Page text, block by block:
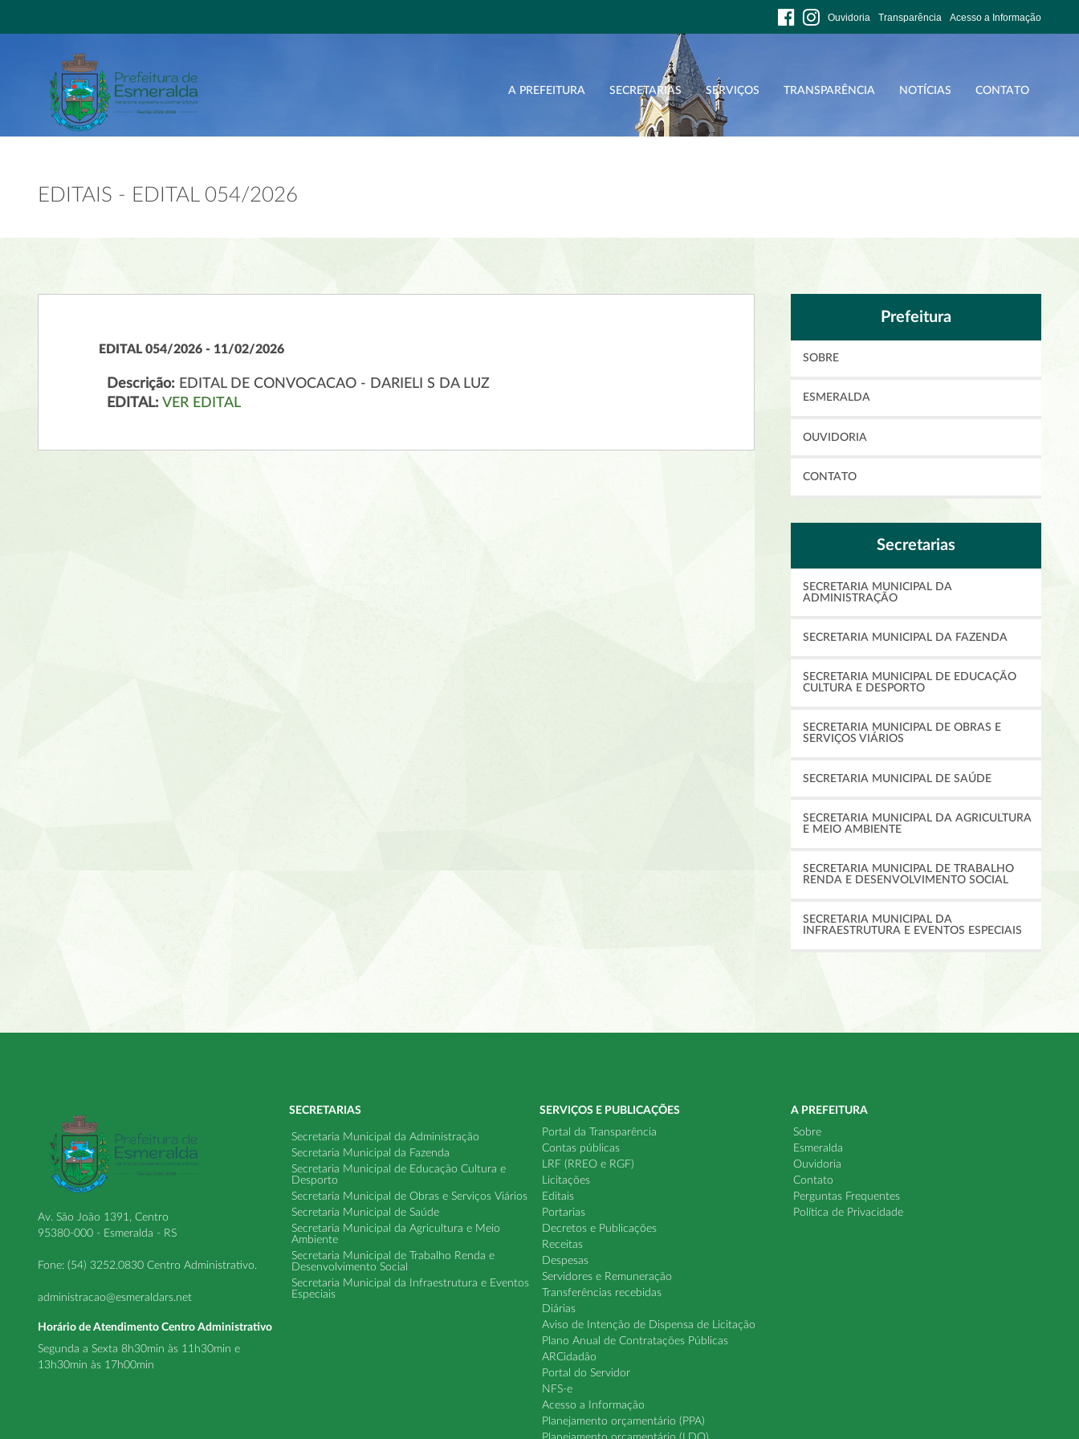
Ouvidoria Transparência Acesso a Informação
A PREFEITURA SECRETARIAS SERVIÇOS TRANSPARÊNCIA NOTÍCIAS CONTATO
EDITAIS - EDITAL 054/2026
EDITAL 054/2026 - 11/02/2026
Descrição:EDITAL DE CONVOCACAO - DARIELI S DA LUZ
EDITAL: VER EDITAL
Prefeitura
SOBRE
ESMERALDA
OUVIDORIA
CONTATO
Secretarias
SECRETARIA MUNICIPAL DA
ADMINISTRAÇÃO
SECRETARIA MUNICIPAL DA FAZENDA
SECRETARIA MUNICIPAL DE EDUCAÇÃO
CULTURA E DESPORTO
SECRETARIA MUNICIPAL DE OBRAS E
SERVIÇOS VIÁRIOS
SECRETARIA MUNICIPAL DE SAÚDE
SECRETARIA MUNICIPAL DA AGRICULTURA
E MEIO AMBIENTE
SECRETARIA MUNICIPAL DE TRABALHO
RENDA E DESENVOLVIMENTO SOCIAL
SECRETARIA MUNICIPAL DA
INFRAESTRUTURA E EVENTOS ESPECIAIS
Av. São João 1391, Centro
95380-000 - Esmeralda - RS
Fone: (54) 3252.0830 Centro Administrativo.
administracao@esmeraldars.net
Horário de Atendimento Centro Administrativo
Segunda a Sexta 8h30min às 11h30min e
13h30min às 17h00min
SECRETARIAS
Secretaria Municipal da Administração
Secretaria Municipal da Fazenda
Secretaria Municipal de Educação Cultura e
Desporto
Secretaria Municipal de Obras e Serviços Viários
Secretaria Municipal de Saúde
Secretaria Municipal da Agricultura e Meio
Ambiente
Secretaria Municipal de Trabalho Renda e
Desenvolvimento Social
Secretaria Municipal da Infraestrutura e Eventos
Especiais
SERVIÇOS E PUBLICAÇÕES
Portal da Transparência
Contas públicas
LRF (RREO e RGF)
Licitações
Editais
Portarias
Decretos e Publicações
Receitas
Despesas
Servidores e Remuneração
Transferências recebidas
Diárias
Aviso de Intenção de Dispensa de Licitação
Plano Anual de Contratações Públicas
ARCidadão
Portal do Servidor
NFS-e
Acesso a Informação
Planejamento orçamentário (PPA)
A PREFEITURA
Sobre
Esmeralda
Ouvidoria
Contato
Perguntas Frequentes
Política de Privacidade